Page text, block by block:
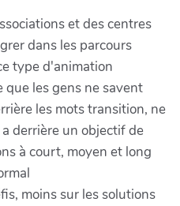
et des centres
dans les parcours
type d'animation
que les gens ne savent
les mots transition, ne
derrière un objectif de
à court, moyen et long
moins sur les solutions